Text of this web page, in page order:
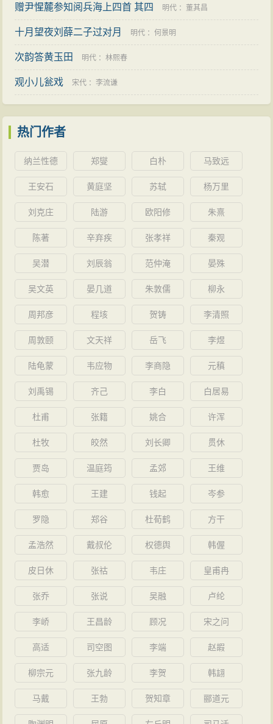
赠尹惺麓参知阅兵海上四首 其四 明代 ： 董其昌
十月望夜刘薛二子过对月 明代 ：何景明
次韵答黄玉田 明代 ：林熙春
观小儿瓮戏 宋代 ：李流谦
热门作者
纳兰性德 郑燮 白朴 马致远
王安石 黄庭坚 苏轼 杨万里
刘克庄 陆游 欧阳修 朱熹
陈著 辛弃疾 张孝祥 秦观
吴潜 刘辰翁 范仲淹 晏殊
吴文英 晏几道 朱敦儒 柳永
周邦彦 程垓 贺铸 李清照
周敦颐 文天祥 岳飞 李煜
陆龟蒙 韦应物 李商隐 元稹
刘禹锡 齐己 李白 白居易
杜甫 张籍 姚合 许浑
杜牧 皎然 刘长卿 贯休
贾岛 温庭筠 孟郊 王维
韩愈 王建 钱起 岑参
罗隐 郑谷 杜荀鹤 方干
孟浩然 戴叔伦 权德舆 韩偓
皮日休 张祜 韦庄 皇甫冉
张乔 张说 吴融 卢纶
李峤 王昌龄 顾况 宋之问
高适 司空图 李端 赵嘏
柳宗元 张九龄 李贺 韩翃
马戴 王勃 贺知章 郦道元